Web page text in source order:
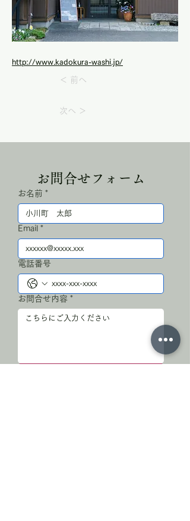
http://www.kadokura-washi.jp/
＜ 前へ
次へ ＞
お問合せフォーム
お名前 *
Email *
電話番号
お問合せ内容 *